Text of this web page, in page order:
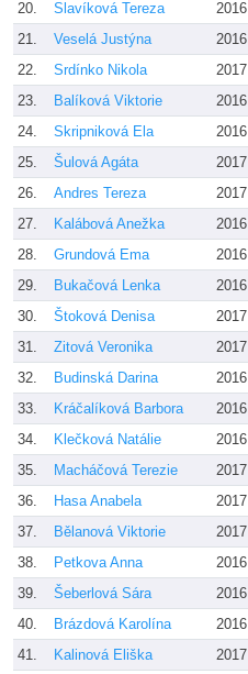
20.
Slavíková Tereza 2016
21.
Veselá Justýna 2016
22.
Srdínko Nikola 2017
23.
Balíková Viktorie 2016
24.
Skripniková Ela 2016
25.
Šulová Agáta 2017
26.
Andres Tereza 2017
27.
Kalábová Anežka 2016
28.
Grundová Ema 2016
29.
Bukačová Lenka 2016
30.
Štoková Denisa 2017
31.
Zitová Veronika 2017
32.
Budinská Darina 2016
33.
Kráčalíková Barbora 2016
34.
Klečková Natálie 2016
35.
Macháčová Terezie 2017
36.
Hasa Anabela 2017
37.
Bělanová Viktorie 2017
38.
Petkova Anna 2016
39.
Šeberlová Sára 2016
40.
Brázdová Karolína 2016
41.
Kalinová Eliška 2017